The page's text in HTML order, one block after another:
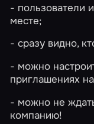
- пользователи
месте;
- сразу видно,
- можно
приглашениях
- можно не
компанию!